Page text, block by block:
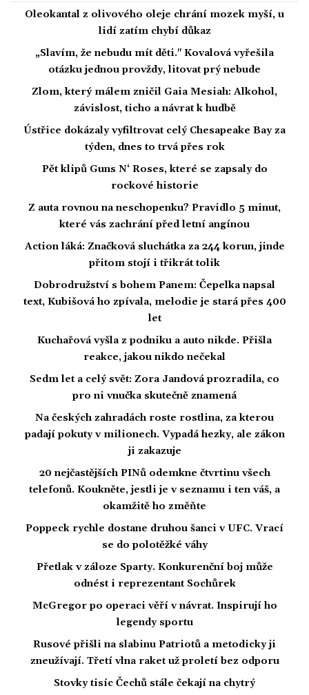
Oleokantal z olivového oleje chrání mozek myší, u
lidí zatím chybí důkaz
„Slavím, že nebudu mít děti." Kovalová vyřešila
otázku jednou provždy, litovat prý nebude
Zlom, který málem zničil Gaia Mesiah: Alkohol,
závislost, ticho a návrat k hudbě
Ústřice dokázaly vyfiltrovat celý Chesapeake Bay za
týden, dnes to trvá přes rok
Pět klipů Guns N‘ Roses, které se zapsaly do
rockové historie
Z auta rovnou na neschopenku? Pravidlo 5 minut,
které vás zachrání před letní angínou
Action láká: Značková sluchátka za 244 korun, jinde
přitom stojí i třikrát tolik
Dobrodružství s bohem Panem: Čepelka napsal
text, Kubišová ho zpívala, melodie je stará přes 400
let
Kuchařová vyšla z podniku a auto nikde. Přišla
reakce, jakou nikdo nečekal
Sedm let a celý svět: Zora Jandová prozradila, co
pro ni vnučka skutečně znamená
Na českých zahradách roste rostlina, za kterou
padají pokuty v milionech. Vypadá hezky, ale zákon
ji zakazuje
20 nejčastějších PINů odemkne čtvrtinu všech
telefonů. Koukněte, jestli je v seznamu i ten váš, a
okamžitě ho změňte
Poppeck rychle dostane druhou šanci v UFC. Vrací
se do polotěžké váhy
Přetlak v záloze Sparty. Konkurenční boj může
odnést i reprezentant Sochůrek
McGregor po operaci věří v návrat. Inspirují ho
legendy sportu
Rusové přišli na slabinu Patriotů a metodicky ji
zneužívají. Třetí vlna raket už proletí bez odporu
Stovky tisíc Čechů stále čekají na chytrý